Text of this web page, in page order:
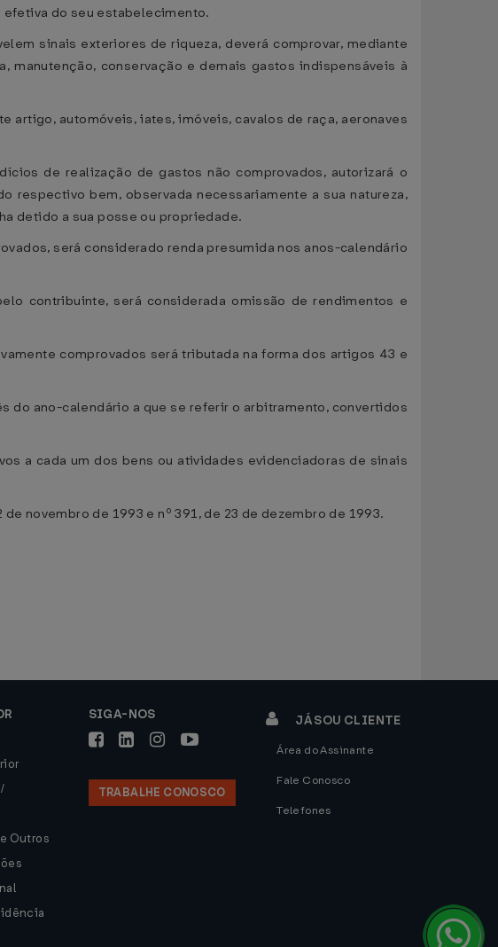
do seu estabelecimento.
sinais exteriores de riqueza, deverá comprovar, mediante
conservação e demais gastos indispensáveis à
automóveis, iates, imóveis, cavalos de raça, aeronaves
de realização de gastos não comprovados, autorizará o
bem, observada necessariamente a sua natureza,
detido a sua posse ou propriedade.
será considerado renda presumida nos anos-calendário
contribuinte, será considerada omissão de rendimentos e
comprovados será tributada na forma dos artigos 43 e
do ano-calendário a que se referir o arbitramento, convertidos
a cada um dos bens ou atividades evidenciadoras de sinais
novembro de 1993 e nº 391, de 23 de dezembro de 1993.
Outros
SIGA-NOS
TRABALHE CONOSCO
JÁ SOU CLIENTE
Área do Assinante
Fale Conosco
Telefones